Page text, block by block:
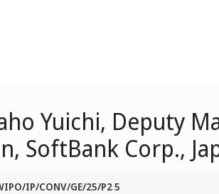
Yuichi, Deputy
SoftBank Corp.,
IP/CONV/GE/25/P2 5